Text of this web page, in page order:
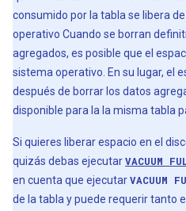
consumido por la tabla se libera
operativo Cuando se borran
agregados, es posible que el
sistema operativo. En su lugar, el
después de borrar los datos
disponible para la la misma tabla
Si quieres liberar espacio en el
quizás debas ejecutarVACUUM
en cuenta que ejecutarVACUUM
de la tabla y puede requerir tanto